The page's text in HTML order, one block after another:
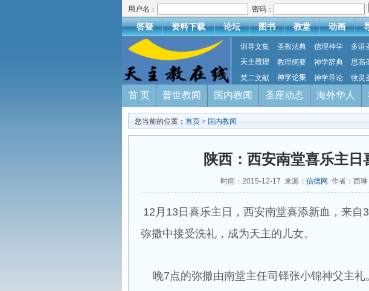
用户名： 密码：
答疑 资料下载 论坛 图书 教堂 动画
训导文集 圣教法典 信理神学 多语
天主教理
教理纲要 神学辞典 思高
梵二文献
神学论集 神学导论 牧灵
首 页 普世教闻 国内教闻 圣座动态 海外华人
您当前的位置： 首页 > 国内教闻
陕西：西安南堂喜乐主日
时间：2015-12-17 来源： 信德网 作者：西琳
12月13日喜乐主日，西安南堂喜添新血，来自
弥撒中接受洗礼，成为天主的儿女。
晚7点的弥撒由南堂主任司铎张小锦神父主礼